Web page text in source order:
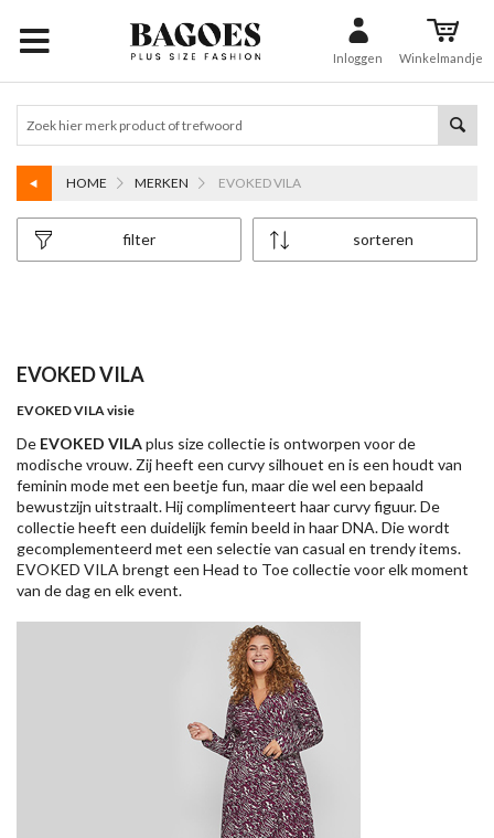
Inloggen Winkelmandje
HOME MERKEN EVOKED VILA
sorteren
filter
EVOKED VILA
EVOKED VILA visie
De EVOKED VILAplus size collectie is ontworpen voor de
modische vrouw. Zij heeft een curvy silhouet en is een houdt van
feminin mode met een beetje fun, maar die wel een bepaald
bewustzijn uitstraalt. Hij complimenteert haar curvy figuur. De
collectie heeft een duidelijk femin beeld in haar DNA. Die wordt
gecomplementeerd met een selectie van casual en trendy items.
EVOKED VILA brengt een Head to Toe collectie voor elk moment
van de dag en elk event.